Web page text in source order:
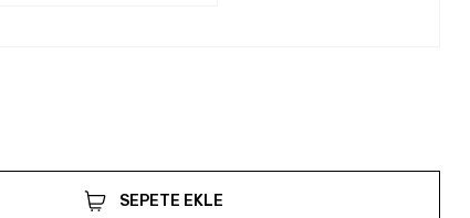
SEPETE EKLE